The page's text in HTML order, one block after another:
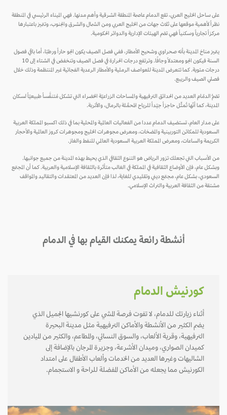
على ساحل الخليج العربي، تقع الدمام عاصمة المنطقة الشرقية وأهم مدنها. فهي الميناء الرئيسي في المنطقة
نظراً لأهمية موقعها على ثلاث جهات من الخليج العربي ومن الشمال والشرق والجنوب، وتتميز باعتبارها
مركزاً تجارياً وسكنياً فهي تضم الهيئات الإدارية والدوائر الحكومية.
يتميز مناخ المدينة بأنه صحراوي وشحيح الأمطار، ففي فصل الصيف يكون الجو حاراً ورطبًا، أما باقي فصول
السنة فيكون الجو ومعتدلاً وجافًا. وترتفع درجات الحرارة في فصل الصيف وتنخفض في الشتاء إلى 10
درجات مئوية. كما تتعرض المدينة للعواصف الرملية والأمطار الرعدية الفجائية غير المنتظمة وذلك خلال
فصلي الصيف والريبع.
تضمُّ الدمّام العديد من الحدائق الترفيهية والمساحات الزراعيّة الخضراء التي تشكل مُتنفَّساً طبيعيّاً لسكان
المدينة، كما أنّها تُمثِّل حاجزاً جيّداً للرياح المُحمَّلة بالرمال، والأتربة.
على مدار العام، تستضيف الدمام عددا من الفعاليات العالمية والمحلية بما في ذلك اكسبو المملكة العربية
السعودية للمكائن التوربينية والمضخات، ومعرض مجوهرات الخليج ومجوهرات كروز العالمية والأحجار
الكريمة والساعات، ومعرض المملكة العربية السعودية العالمي للنفط والغاز.
من الأسباب التي تجعلك تزور الرياض هو التنوع الثقافي الذي يحيط بهذه المدينة من جميع جوانبها.
وبشكل عام، فإن الأوضاع الثقافية في المملكة في الغالب متأثرة بالثقافة الإسلامية والعربية. كما أن المجتمع
السعودي، بشكل عام، مجتمع ديني وتقليدي للغاية، لذا فإن العديد من المعتقدات والتقاليد والمواقف
مشتقة من الثقافة العربية والتراث الإسلامي.
أنشطة رائعة يمكنك القيام بها في الدمام
كورنيش الدمام
أثناء زيارتك للدمام، لا تفوت فرصة المشي على كورنشيها الجميل الذي
يضم الكثير من الأنشطة والأماكن الترفيهية مثل مدينة البحيرة
الترفيهية، وقرية الألعاب، والسوق النسائي، والمطاعم، والكثير من الميادين
كميدان الصواري، وميدان الأشرعة، وجزيرة المرجان بالإضافة إلى
الشاليهات وغيرها العديد من الخدمات وألعاب الأطفال على امتداد
الكورنيش مما يجعله من الأماكن المفضلة للراحة و الاستجمام.